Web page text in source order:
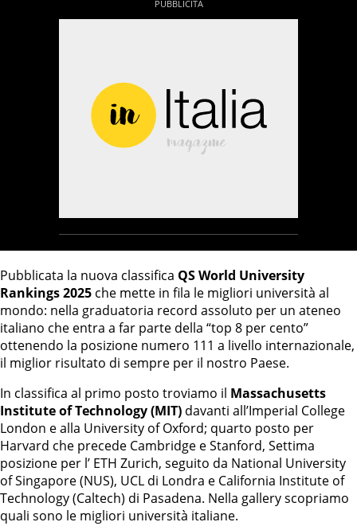
Pubblicata la nuova classifica QS World University
Rankings 2025 che mette in fila le migliori università al
mondo: nella graduatoria record assoluto per un ateneo
italiano che entra a far parte della “top 8 per cento”
ottenendo la posizione numero 111 a livello internazionale,
il miglior risultato di sempre per il nostro Paese.
In classifica al primo posto troviamo il Massachusetts
Institute of Technology (MIT) davanti all’Imperial College
London e alla University of Oxford; quarto posto per
Harvard che precede Cambridge e Stanford, Settima
posizione per l’ ETH Zurich, seguito da National University
of Singapore (NUS), UCL di Londra e California Institute of
Technology (Caltech) di Pasadena. Nella gallery scopriamo
quali sono le migliori università italiane.